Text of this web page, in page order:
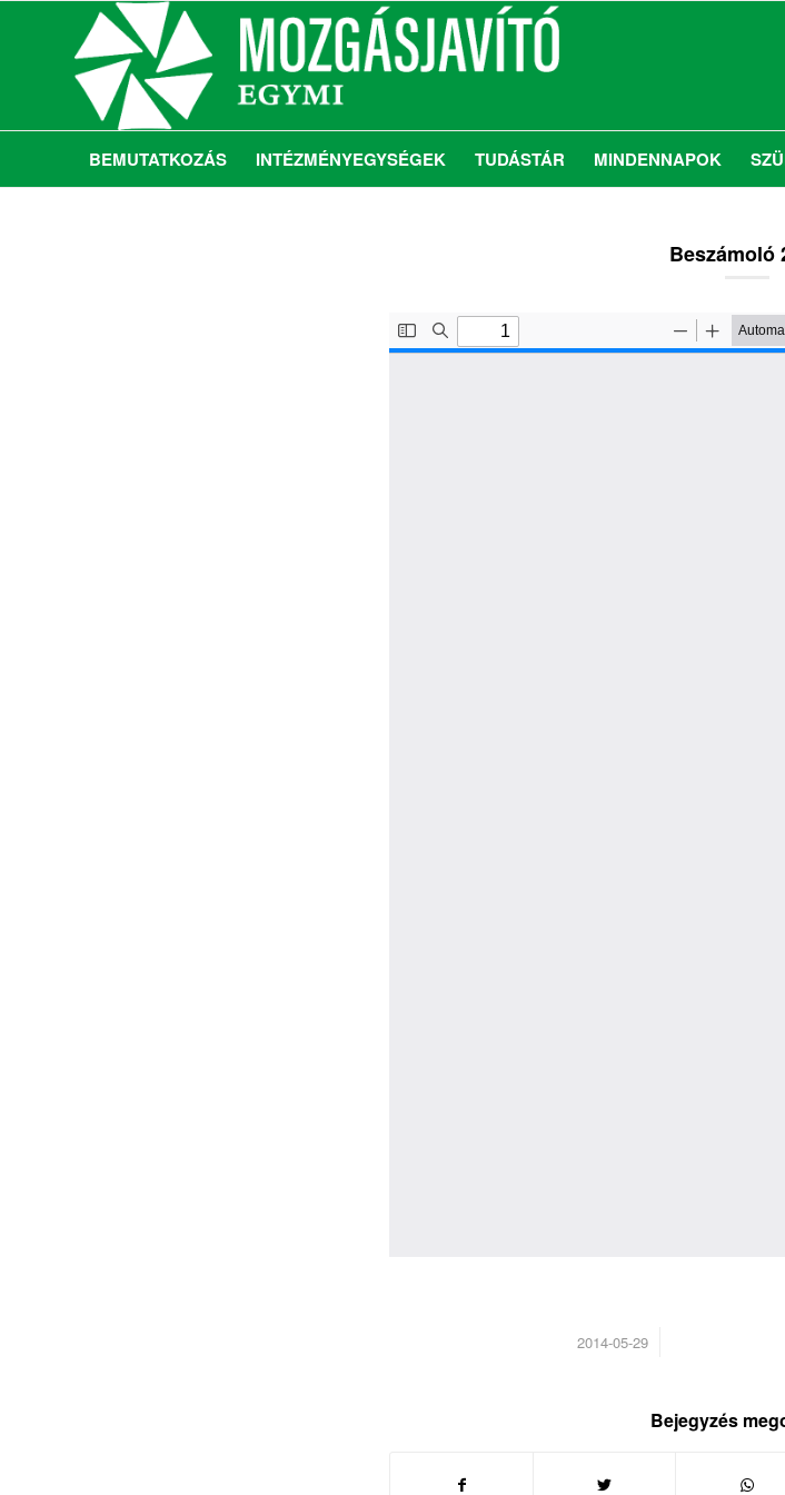
BEMUTATKOZÁS INTÉZMÉNYEGYSÉGEK TUDÁSTÁR MINDENNAPOK
Beszámoló
2014-05-29
/
Bejegyzés